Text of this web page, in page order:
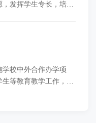
发挥学生专长，培养
校中外合作办学项
生等教育教学工作，中